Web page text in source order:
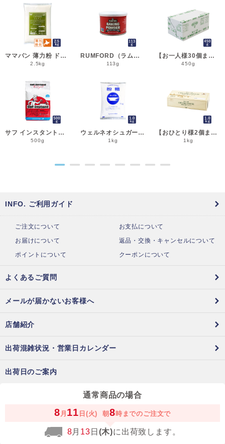
ママパン 薄力粉 ドルチェ 2.5kg 菓子用小麦粉 北海道産 江別製粉 国産小麦粉_シフォンケーキ スポンジケーキ パウンドケーキ クッキー
2.5kg
サフ インスタント・ドライイースト赤 500g 乾燥酵母 低糖用 LESAFFRE ルサッフル__
500g
RUMFORD（ラムフォード） ベーキングパウダー 113g 膨脹剤 BP__
113g
ウェルネオシュガー 粉糖NZ-1S 1kg 粉砂糖__
1kg
【お一人様30個まで】よつ葉 無塩バター 450g 賞味期限2026年11月5日またはそれ以降 バター よつば 北海道 食塩不使用 __
450g
【おひとり様2個まで】よつ葉 北海道十勝クリームチーズ（B） 1kg チーズ よつば__
1kg
● ● ● ● ● ● ●
INFO. ご利用ガイド
ご注文について
お支払について
お届けについて
返品・交換・キャンセルについて
ポイントについて
クーポンについて
よくあるご質問
メールが届かないお客様へ
店舗紹介
出荷混雑状況・営業日カレンダー
出荷日のご案内
通常商品の場合
8 月 11 日(火) 朝 8 時までのご注文で
8月 13 日 (木)に出荷致します。